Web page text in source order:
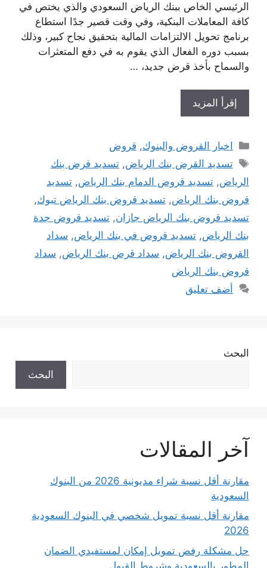
الرئيسي الخاص ببنك الرياض السعودي والذي يختص في
كافة المعاملات البنكية، وفي وقت قصير جدًا استطاع
برنامج تحويل الالتزامات المالية بتحقيق نجاح كبير، وذلك
بسبب دوره الفعال الذي يقوم به في دفع المتعثرات
والسماح بأخذ قرض جديد، …
إقرأ المزيد
التصنيفات
اخبار القروض والبنوك, قروض
الوسوم
تسديد القرض بنك الرياض,تسديد قرض بنك
الرياض, تسديد قروض الدمام بنك الرياض, تسديد
قروض بنك الرياض, تسديد قروض بنك الرياض تبوك,
تسديد قروض بنك الرياض جازان, تسديد قروض جدة
بنك الرياض, تسديد قروض في بنك الرياض, سداد
القروض بنك الرياض, سداد قرض بنك الرياض, سداد
قروض بنك الرياض
أضف تعليق
البحث
البحث
آخر المقالات
مقارنة أقل نسبة شراء مديونية 2026 من البنوك
السعودية
مقارنة أقل نسبة تمويل شخصي في البنوك السعودية
2026
حل مشكلة رفض تمويل إمكان لمستفيدي الضمان
المطور بالسعودية وشروط القبول